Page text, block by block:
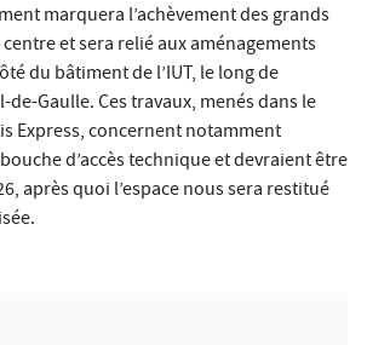
marquera l’achèvement des grands
et sera relié aux aménagements
du bâtiment de l’IUT, le long de
de-Gaulle. Ces travaux, menés dans le
Express, concernent notamment
d’accès technique et devraient être
après quoi l’espace nous sera restitué